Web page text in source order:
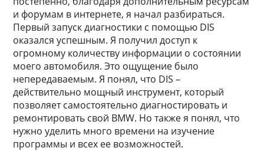
и форумам в интернете, я начал разбираться.
Первый запуск диагностики с помощью DIS
оказался успешным. Я получил доступ к
огромному количеству информации о состоянии
моего автомобиля. Это ощущение было
непередаваемым. Я понял, что DIS –
действительно мощный инструмент, который
позволяет самостоятельно диагностировать и
ремонтировать свой BMW. Но также я понял, что
нужно уделить много времени на изучение
программы и всех ее возможностей.